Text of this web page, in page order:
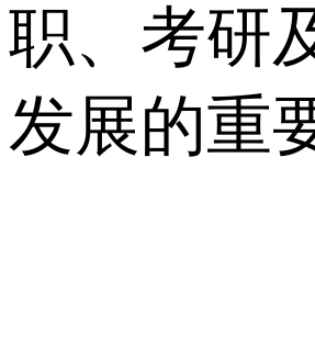
职、考研
发展的重